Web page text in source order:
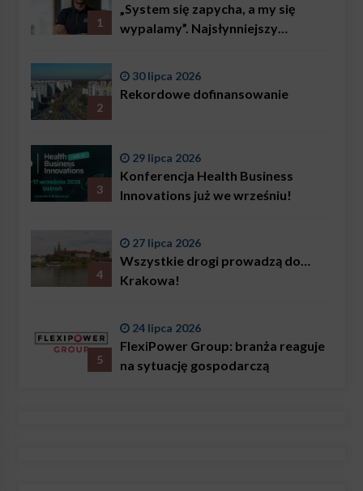
1
„System się zapycha, a my się
wypalamy”. Najsłynniejszy
problemem są nie tylko choroby
2
30 lipca 2026
Rekordowe dofinansowanie
3
29 lipca 2026
Konferencja Health Business
Innovations już we wrześniu!
4
27 lipca 2026
Wszystkie drogi prowadzą do…
Krakowa!
5
24 lipca 2026
FlexiPower Group: branża reaguje
na sytuację gospodarczą